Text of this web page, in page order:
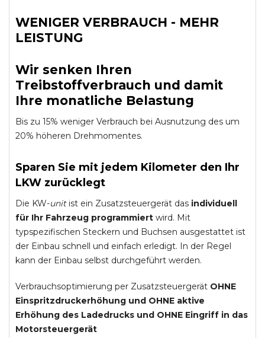
WENIGER VERBRAUCH - MEHR
LEISTUNG
Wir senken Ihren
Treibstoffverbrauch und damit
Ihre monatliche Belastung
Bis zu 15% weniger Verbrauch bei Ausnutzung des um
20% höheren Drehmomentes.
Sparen Sie mit jedem Kilometer den Ihr
LKW zurücklegt
Die KW-unitist ein Zusatzsteuergerät das individuell
für Ihr Fahrzeug programmiert wird. Mit
typspezifischen Steckern und Buchsen ausgestattet ist
der Einbau schnell und einfach erledigt. In der Regel
kann der Einbau selbst durchgeführt werden.
Verbrauchsoptimierung per Zusatzsteuergerät OHNE
Einspritzdruckerhöhung und OHNE aktive
Erhöhung des Ladedrucks und OHNE Eingriff in das
Motorsteuergerät